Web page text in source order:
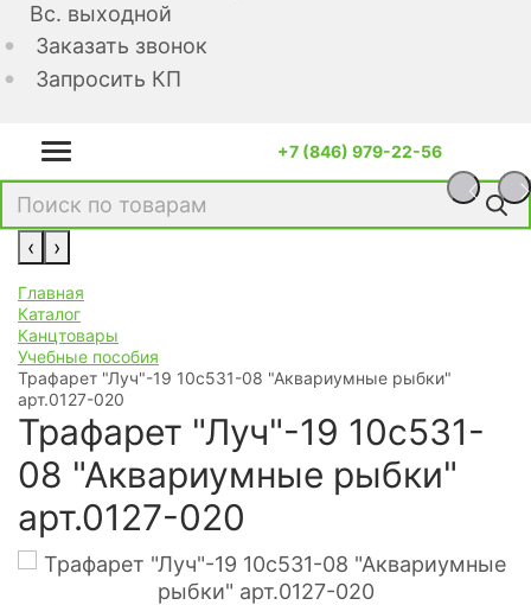
Вс. выходной
Заказать звонок
Запросить КП
+7 (846) 979-22-56
‹ ›
Главная
Каталог
Канцтовары
Учебные пособия
Трафарет "Луч"-19 10с531-08 "Аквариумные рыбки"
арт.0127-020
Трафарет "Луч"-19 10с531-
08 "Аквариумные рыбки"
арт.0127-020